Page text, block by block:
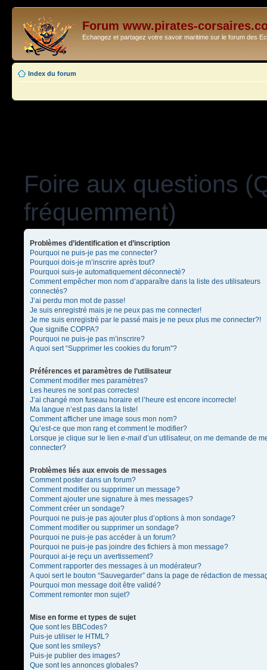
Forum www.pirates-
Echangez et partagez votre savoir maritime sur le forum des
Index du forum
Foire aux questions
fréquemment)
Problèmes d’identification et d’inscription
Pourquoi ne puis-je pas me connecter?
Pourquoi dois-je m’inscrire après tout?
Pourquoi suis-je automatiquement déconnecté?
Comment empêcher mon nom d’apparaître dans la liste des utilisateurs
connectés?
J’ai perdu mon mot de passe!
Je suis enregistré mais je ne peux pas me connecter!
Je me suis enregistré par le passé mais je ne peux plus me connecter?!
Que signifie COPPA?
Pourquoi ne puis-je pas m’inscrire?
A quoi sert “Supprimer les cookies du forum”?
Préférences et paramètres de l’utilisateur
Comment modifier mes paramètres?
Les heures ne sont pas correctes!
J’ai changé mon fuseau horaire et l’heure est encore incorrecte!
Ma langue n’est pas dans la liste!
Comment afficher une image sous mon nom?
Qu’est-ce que mon rang et comment le modifier?
Lorsque je clique sur le lien e-mail d’un utilisateur, on me demande de
connecter?
Problèmes liés aux envois de messages
Comment poster dans un forum?
Comment modifier ou supprimer un message?
Comment ajouter une signature à mes messages?
Comment créer un sondage?
Pourquoi ne puis-je pas ajouter plus d’options à mon sondage?
Comment modifier ou supprimer un sondage?
Pourquoi ne puis-je pas accéder à un forum?
Pourquoi ne puis-je pas joindre des fichiers à mon message?
Pourquoi ai-je reçu un avertissement?
Comment rapporter des messages à un modérateur?
A quoi sert le bouton “Sauvegarder” dans la page de rédaction de
Pourquoi mon message doit être validé?
Comment remonter mon sujet?
Mise en forme et types de sujet
Que sont les BBCodes?
Puis-je utiliser le HTML?
Que sont les smileys?
Puis-je publier des images?
Que sont les annonces globales?